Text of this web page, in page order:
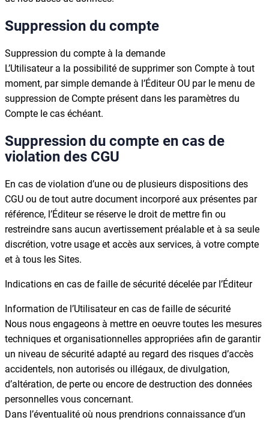
Suppression du compte
Suppression du compte à la demande
L’Utilisateur a la possibilité de supprimer son Compte à tout
moment, par simple demande à l’Éditeur OU par le menu de
suppression de Compte présent dans les paramètres du
Compte le cas échéant.
Suppression du compte en cas de
violation des CGU
En cas de violation d’une ou de plusieurs dispositions des
CGU ou de tout autre document incorporé aux présentes par
référence, l’Éditeur se réserve le droit de mettre fin ou
restreindre sans aucun avertissement préalable et à sa seule
discrétion, votre usage et accès aux services, à votre compte
et à tous les Sites.
Indications en cas de faille de sécurité décelée par l’Éditeur
Information de l’Utilisateur en cas de faille de sécurité
Nous nous engageons à mettre en oeuvre toutes les mesures
techniques et organisationnelles appropriées afin de garantir
un niveau de sécurité adapté au regard des risques d’accès
accidentels, non autorisés ou illégaux, de divulgation,
d’altération, de perte ou encore de destruction des données
personnelles vous concernant.
Dans l’éventualité où nous prendrions connaissance d’un